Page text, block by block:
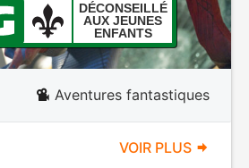
DÉCONSEILLÉ
AUX JEUNES
ENFANTS
Aventures fantastiques
VOIR PLUS